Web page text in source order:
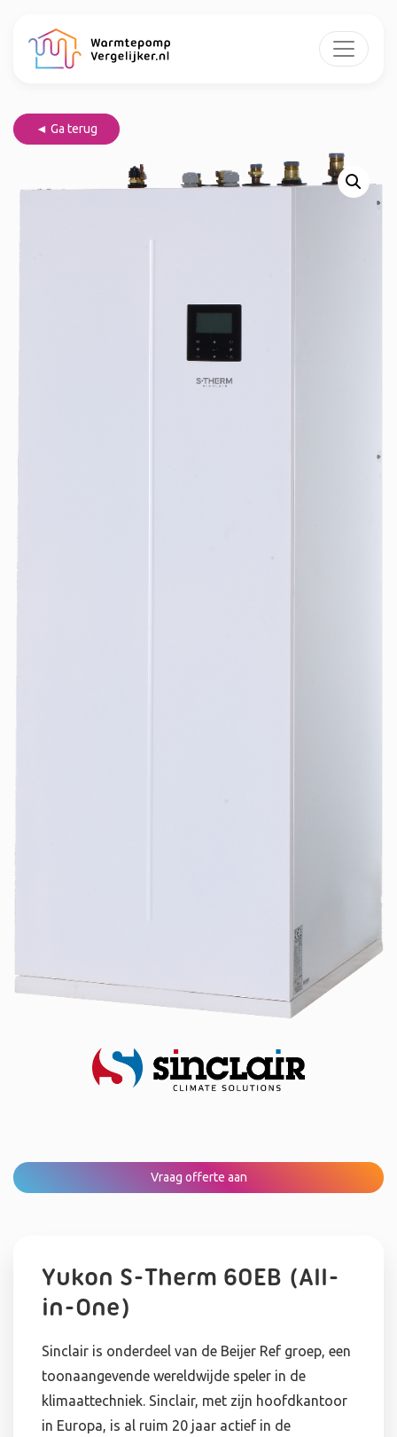
◄ Ga terug
Vraag offerte aan
Yukon S-Therm 60EB (All-
in-One)
Sinclair is onderdeel van de Beijer Ref groep, een
toonaangevende wereldwijde speler in de
klimaattechniek. Sinclair, met zijn hoofdkantoor
in Europa, is al ruim 20 jaar actief in de